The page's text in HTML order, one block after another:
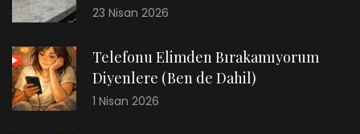
23 Nisan 2026
Telefonu Elimden Bırakamıyorum
Diyenlere (Ben de Dahil)
1 Nisan 2026